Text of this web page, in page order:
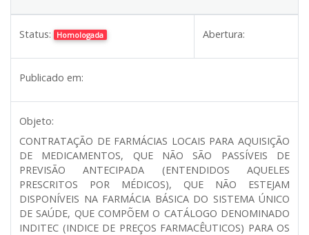
Status: Homologada Abertura:
Publicado em:
Objeto:
CONTRATAÇÃO DE FARMÁCIAS LOCAIS PARA AQUISIÇÃO
DE MEDICAMENTOS, QUE NÃO SÃO PASSÍVEIS DE
PREVISÃO ANTECIPADA (ENTENDIDOS AQUELES
PRESCRITOS POR MÉDICOS), QUE NÃO ESTEJAM
DISPONÍVEIS NA FARMÁCIA BÁSICA DO SISTEMA ÚNICO
DE SAÚDE, QUE COMPÕEM O CATÁLOGO DENOMINADO
INDITEC (INDICE DE PREÇOS FARMACÊUTICOS) PARA OS